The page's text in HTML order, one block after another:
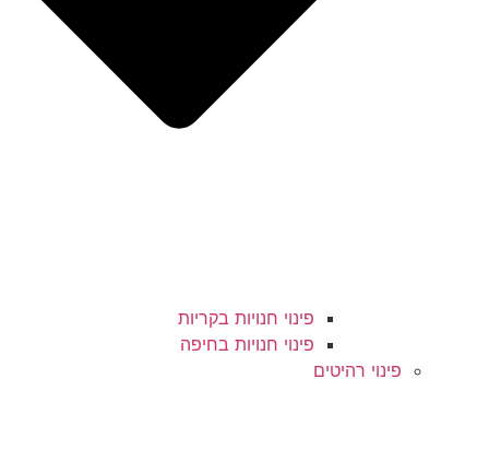
פינוי חנויות בקריות
פינוי חנויות בחיפה
פינוי רהיטים